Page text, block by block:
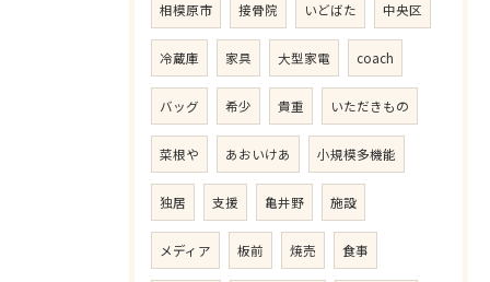
相模原市 接骨院 いどばた 中央区
冷蔵庫 家具 大型家電 coach
バッグ 希少 貴重 いただきもの
菜根や あおいけあ 小規模多機能
独居 支援 亀井野 施設
メディア 板前 焼売 食事